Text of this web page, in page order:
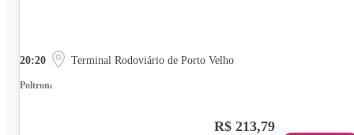
20:20 Terminal Rodoviário de Porto Velho
Poltrona
R$ 213,79